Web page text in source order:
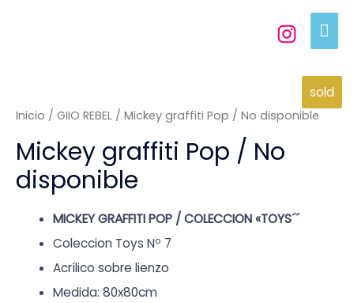
sold
Inicio / GIIO REBEL / Mickey graffiti Pop / No disponible
Mickey graffiti Pop / No
disponible
MICKEY GRAFFITI POP / COLECCION «TOYS´´
Coleccion Toys Nº 7
Acrílico sobre lienzo
Medida: 80x80cm